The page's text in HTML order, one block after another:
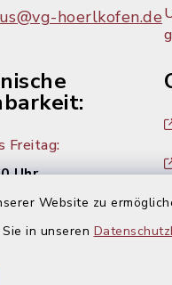
Website zu
in unseren
hoerlkofen.de
Freitag:
Uhr